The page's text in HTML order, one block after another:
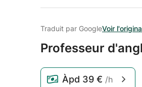
Traduit par GoogleVoir
Professeur
Àpd 39 € /h